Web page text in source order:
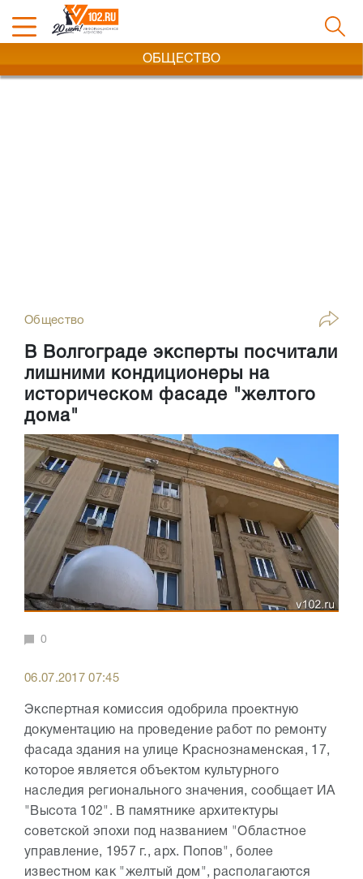
ОБЩЕСТВО
Общество
В Волгограде эксперты посчитали
лишними кондиционеры на
историческом фасаде "желтого
дома"
0
06.07.2017 07:45
Экспертная комиссия одобрила проектную
документацию на проведение работ по ремонту
фасада здания на улице Краснознаменская, 17,
которое является объектом культурного
наследия регионального значения, сообщает ИА
"Высота 102". В памятнике архитектуры
советской эпохи под названием "Областное
управление, 1957 г., арх. Попов", более
известном как "желтый дом", располагаются